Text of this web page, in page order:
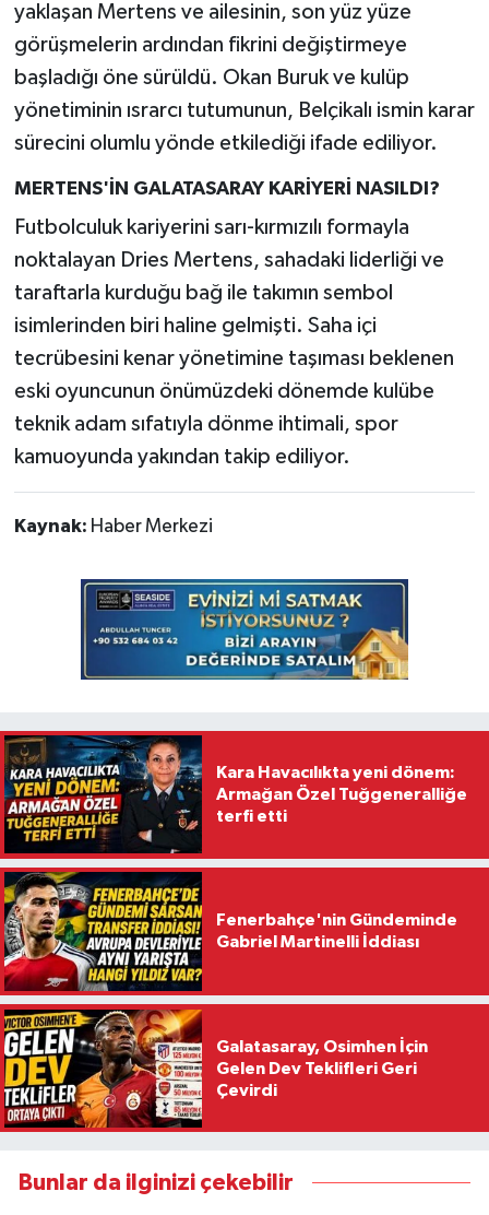
yaklaşan Mertens ve ailesinin, son yüz yüze
görüşmelerin ardından fikrini değiştirmeye
başladığı öne sürüldü. Okan Buruk ve kulüp
yönetiminin ısrarcı tutumunun, Belçikalı ismin karar
sürecini olumlu yönde etkilediği ifade ediliyor.
MERTENS'İN GALATASARAY KARİYERİ NASILDI?
Futbolculuk kariyerini sarı-kırmızılı formayla
noktalayan Dries Mertens, sahadaki liderliği ve
taraftarla kurduğu bağ ile takımın sembol
isimlerinden biri haline gelmişti. Saha içi
tecrübesini kenar yönetimine taşıması beklenen
eski oyuncunun önümüzdeki dönemde kulübe
teknik adam sıfatıyla dönme ihtimali, spor
kamuoyunda yakından takip ediliyor.
Kaynak: Haber Merkezi
Kara Havacılıkta yeni dönem:
Armağan Özel Tuğgeneralliğe
terfi etti
Fenerbahçe'nin Gündeminde
Gabriel Martinelli İddiası
Galatasaray, Osimhen İçin
Gelen Dev Teklifleri Geri
Çevirdi
Bunlar da ilginizi çekebilir